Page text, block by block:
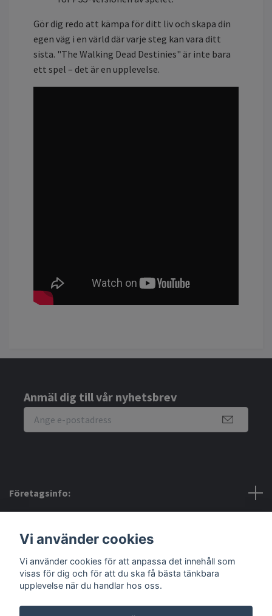
Gör dig redo att kämpa för ditt liv och skapa din
egen väg i en värld där varje steg kan vara ditt
sista. "The Walking Dead Destinies" är inte bara
ett spel – det är en upplevelse.
Anmäl dig till vår nyhetsbrev
Företagsinfo:
Sociala medier
Vi använder cookies
Vi använder cookies för att anpassa det innehåll som
visas för dig och för att du ska få bästa tänkbara
upplevelse när du handlar hos oss.